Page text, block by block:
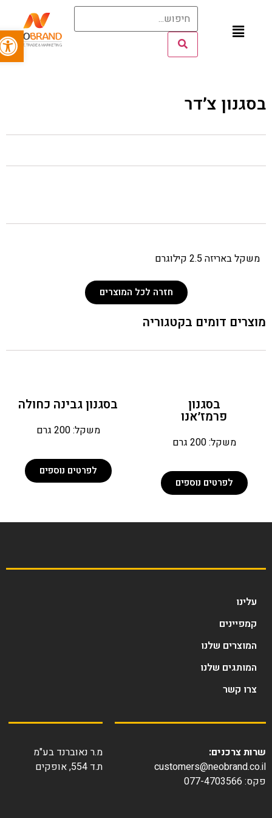
פתח
בסגנון צ׳דר​
משקל באריזה 2.5 קילוגרם
חזרה לכל המוצרים
מוצרים דומים בקטגוריה
בסגנון
פרמז׳אנו
משקל: 200 גרם
לפרטים נוספים
בסגנון גבינה כחולה
משקל: 200 גרם
לפרטים נוספים
עלינו
קמפיינים
המוצרים שלנו
המותגים שלנו
צרו קשר
שרות צרכנים:
customers@neobrand.co.il
פקס: 077-4703566
מ.ר נאוברנד בע"מ
ת.ד 554, אופקים